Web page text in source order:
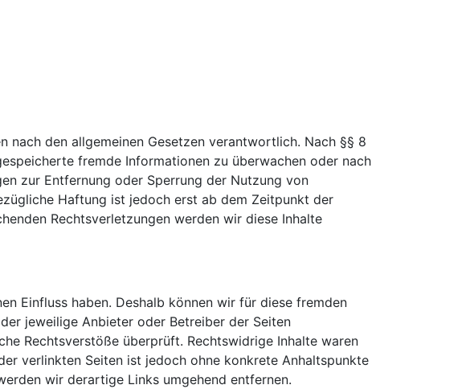
nach den allgemeinen Gesetzen verantwortlich. Nach §§ 8
fremde Informationen zu überwachen oder nach
zur Entfernung oder Sperrung der Nutzung von
Haftung ist jedoch erst ab dem Zeitpunkt der
Rechtsverletzungen werden wir diese Inhalte
Einfluss haben. Deshalb können wir für diese fremden
jeweilige Anbieter oder Betreiber der Seiten
Rechtsverstöße überprüft. Rechtswidrige Inhalte waren
verlinkten Seiten ist jedoch ohne konkrete Anhaltspunkte
wir derartige Links umgehend entfernen.